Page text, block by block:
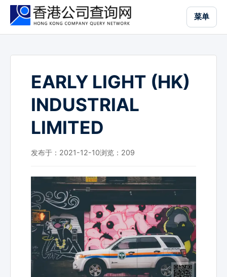
菜单
EARLY LIGHT (HK)
INDUSTRIAL
LIMITED
发布于：2021-12-10浏览： 209